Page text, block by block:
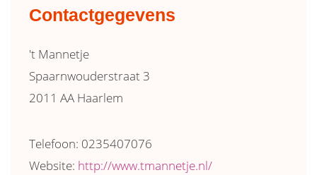
Contactgegevens
't Mannetje
Spaarnwouderstraat 3
2011 AA Haarlem
Telefoon: 0235407076
Website: http://www.tmannetje.nl/